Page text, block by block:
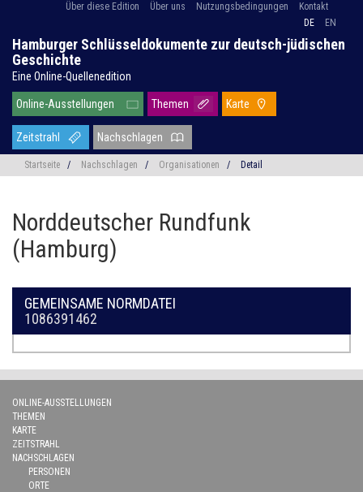
Über diese Edition Über uns Nutzungsbedingungen
Kontakt
DE
EN
Hamburger Schlüsseldokumente zur deutsch-jüdischen
Geschichte
Eine Online-Quellenedition
Online-Ausstellungen Themen Karte
Zeitstrahl Nachschlagen
Startseite / Nachschlagen / Organisationen / Detail
Norddeutscher Rundfunk
(Hamburg)
GEMEINSAME NORMDATEI
1086391462
ONLINE-AUSSTELLUNGEN
THEMEN
KARTE
ZEITSTRAHL
NACHSCHLAGEN
PERSONEN
ORTE